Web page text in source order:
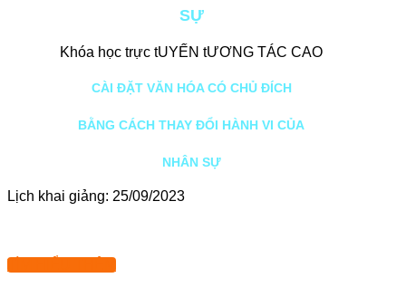
SỰ
Khóa học trực tUYẾN tƯƠNG TÁC CAO
CÀI ĐẶT VĂN HÓA CÓ CHỦ ĐÍCH
BẰNG CÁCH THAY ĐỔI HÀNH VI CỦA
NHÂN SỰ
Lịch khai giảng: 25/09/2023
TÌM HIỂU THÊM